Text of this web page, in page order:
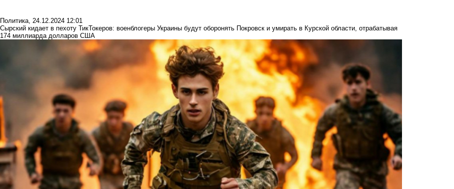
Политика 24.12.2024 12:01
Сырский кидает в пехоту ТикТокеров: военблогеры Украины будут оборонять Покровск и умирать в Курской области, отрабатывая
174 миллиарда долларов США